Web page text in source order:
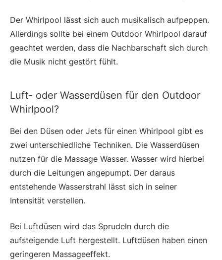
Der Whirlpool lässt sich auch musikalisch aufpeppen.
Allerdings sollte bei einem Outdoor Whirlpool darauf
geachtet werden, dass die Nachbarschaft sich durch
die Musik nicht gestört fühlt.
Luft- oder Wasserdüsen für den Outdoor
Whirlpool?
Bei den Düsen oder Jets für einen Whirlpool gibt es
zwei unterschiedliche Techniken. Die Wasserdüsen
nutzen für die Massage Wasser. Wasser wird hierbei
durch die Leitungen angepumpt. Der daraus
entstehende Wasserstrahl lässt sich in seiner
Intensität verstellen.
Bei Luftdüsen wird das Sprudeln durch die
aufsteigende Luft hergestellt. Luftdüsen haben einen
geringeren Massageeffekt.